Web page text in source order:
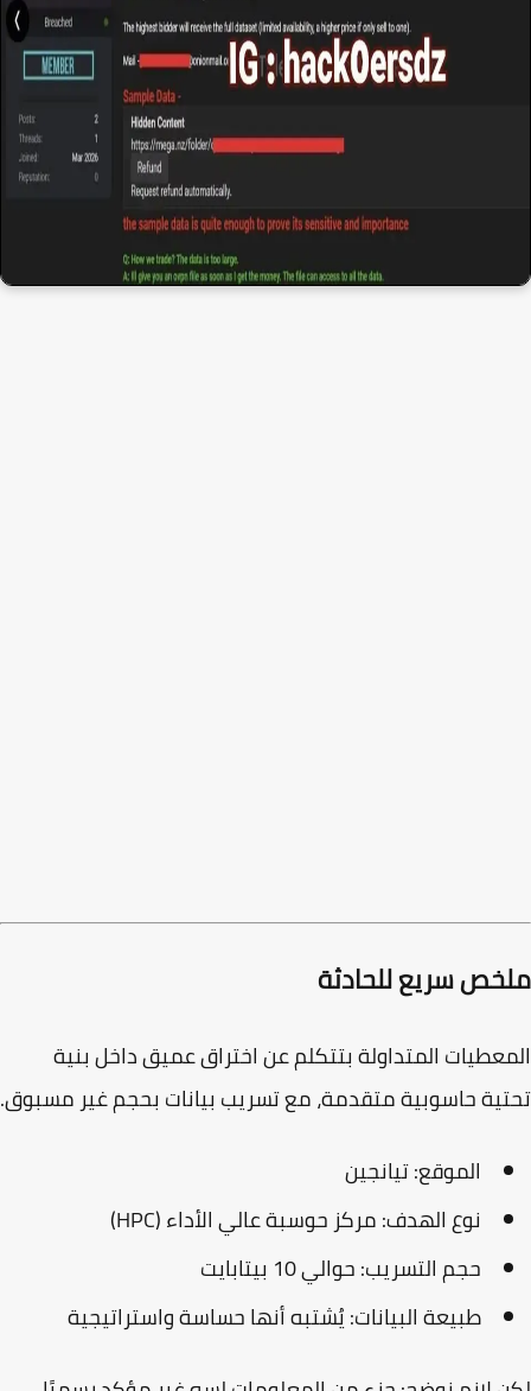
سريع للحادثة
المتداولة بتتكلم عن اختراق عميق داخل بنية
حاسوبية متقدمة، مع تسريب بيانات بحجم غير مسبوق.
الموقع: تيانجين
نوع الهدف: مركز حوسبة عالي الأداء (HPC)
حجم التسريب: حوالي 10 بيتابايت
طبيعة البيانات: يُشتبه أنها حساسة واستراتيجية